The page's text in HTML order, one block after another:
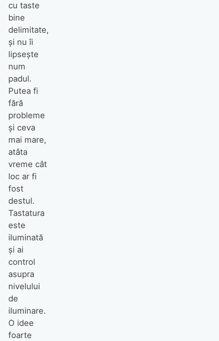
cu taste
bine
delimitate,
şi nu îi
lipseşte
num
padul.
Putea fi
fără
probleme
şi ceva
mai mare,
atâta
vreme cât
loc ar fi
fost
destul.
Tastatura
este
iluminată
şi ai
control
asupra
nivelului
de
iluminare.
O idee
foarte